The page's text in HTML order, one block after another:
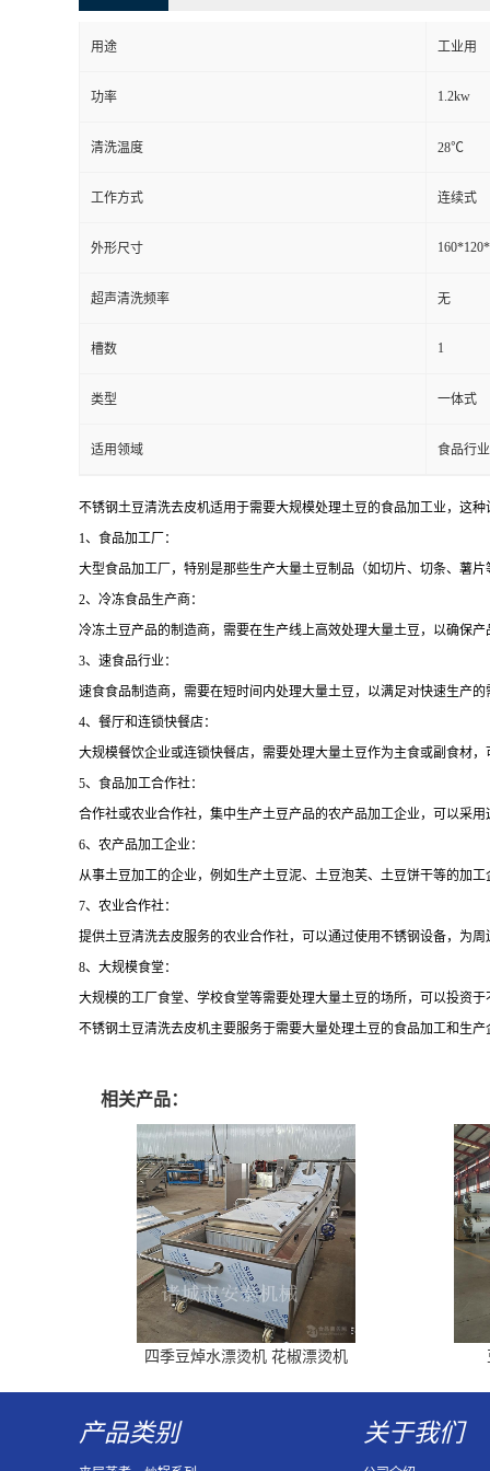
用途 工业用
功率 1.2kw
清洗温度 28℃
工作方式 连续式
外形尺寸
超声清洗频率 无
槽数 1
类型 一体式
适用领域 食品行业
不锈钢土豆清洗去皮机适用于需要大规模处理土豆的食品加工业，这
1、食品加工厂：
大型食品加工厂，特别是那些生产大量土豆制品（如切片、切条、薯
2、冷冻食品生产商：
冷冻土豆产品的制造商，需要在生产线上高效处理大量土豆，以确保
3、速食品行业：
速食食品制造商，需要在短时间内处理大量土豆，以满足对快速生产的
4、餐厅和连锁快餐店：
大规模餐饮企业或连锁快餐店，需要处理大量土豆作为主食或副食材
5、食品加工合作社：
合作社或农业合作社，集中生产土豆产品的农产品加工企业，可以采
6、农产品加工企业：
从事土豆加工的企业，例如生产土豆泥、土豆泡芙、土豆饼干等的加
7、农业合作社：
提供土豆清洗去皮服务的农业合作社，可以通过使用不锈钢设备，为
8、大规模食堂：
大规模的工厂食堂、学校食堂等需要处理大量土豆的场所，可以投资
不锈钢土豆清洗去皮机主要服务于需要大量处理土豆的食品加工和生
相关产品：
四季豆焯水漂烫机 花椒漂烫机
产品类别 关于我们